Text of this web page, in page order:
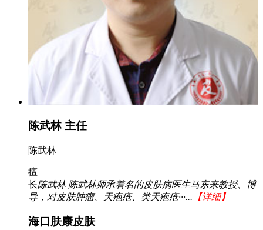
陈武林 主任
陈武林
擅
长陈武林 陈武林师承着名的皮肤病医生马东来教授、博
导，对皮肤肿瘤、天疱疮、类天疱疮···... 【详细】
海口肤康皮肤